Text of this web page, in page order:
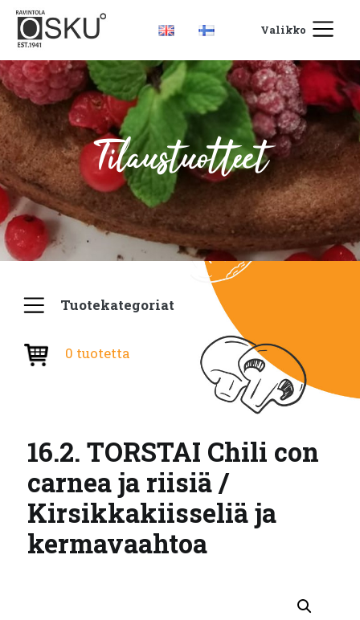
Valikko
Tilaustuotteet
Tuotekategoriat
0 tuotetta
16.2. TORSTAI Chili con
carnea ja riisiä /
Kirsikkakiisseliä ja
kermavaahtoa